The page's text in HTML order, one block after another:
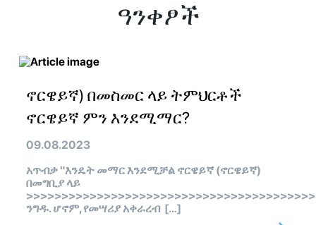
ዓንቀፆች
ኖርዌይኛ) በመስመር ላይ ትምህርቶች
ኖርዌይኛ ምን እንደሚማር?
09.08.2023
አጥብቃ "እንዴት መማር እንደሚቻል ኖርዌይኛ (ኖርዌይኛ)
በመግቢያ ላይ
ንግዱ. ሆኖም, የመሣሪያ አቀራረብ […]